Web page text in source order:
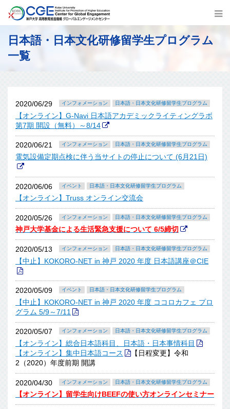
日本語・日本文化研修留学生プログラム
一覧
2020/06/29 インフォメーション 日本語・日本文化研修留学生プログラム
【オンライン】G-Navi 日本語アカデミックライティングラボ
第7期 開設（無料）～8/14
2020/06/21 インフォメーション 日本語・日本文化研修留学生プログラム
電気設備定期点検に伴う当サイトの停止について (6月21日)
2020/06/06 イベント 日本語・日本文化研修留学生プログラム
【オンライン】Truss オンライン交流会
2020/05/26 インフォメーション 日本語・日本文化研修留学生プログラム
神戸大学基金による生活緊急支援について 6/5締切
2020/05/13 インフォメーション 日本語・日本文化研修留学生プログラム
【中止】KOKORO-NET in 神戸 2020 年度 日本語講座＠CIE
2020/05/09 イベント 日本語・日本文化研修留学生プログラム
【中止】KOKORO-NET in 神戸 2020 年度 ココロカフェ プロ
グラム 5/9～7/11
2020/05/07 インフォメーション 日本語・日本文化研修留学生プログラム
【オンライン】総合日本語科目、日本語・日本事情科目
【オンライン】集中日本語コース
【日程変更】令和
2（2020）年度前期 開講
2020/04/30 インフォメーション 日本語・日本文化研修留学生プログラム
【オンライン】留学生向けBEEFの使い方オンラインセミナー